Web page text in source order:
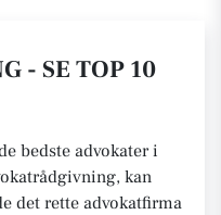
- SE TOP 10
bedste advokater i
kan
det rette advokatfirma